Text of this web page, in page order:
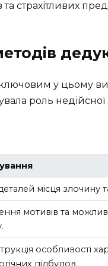
страхітливих
у цьому
роль
місця
мотивів та
особливості
підбудов.